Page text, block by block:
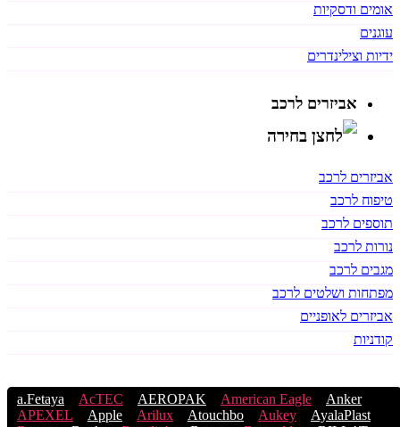
אומים ודסקיות
עוגנים
ידיות וצילינדרים
אביזרים לרכב
אביזרים לרכב
טיפוח לרכב
תוספים לרכב
נורות לרכב
מגבים לרכב
מפתחות ושלטים לרכב
אביזרים לאופניים
קודניות
a.Fetaya AcTEC AEROPAK American Eagle
Anker
APEXEL
Apple Arilux Atouchbo Aukey
AyalaPlast